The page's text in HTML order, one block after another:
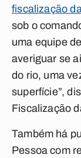
fiscalização
sob o
uma equipe
averiguar se
do rio, uma
superfície”,
Fiscalização
Também há
Pessoa com